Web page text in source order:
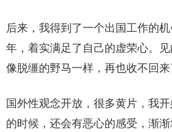
后来，我得到了一个出国工作的
年，着实满足了自己的虚荣心。
像脱缰的野马一样，再也收不回来
国外性观念开放，很多黄片，我
的时候，还会有恶心的感受，渐